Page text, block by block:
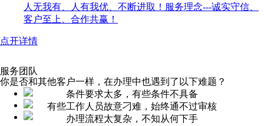
人无我有、人有我优、不断进取！服务理念---诚实守信、
客户至上、合作共赢！
点开详情
服务团队
你是否和其他客户一样，在办理中也遇到了以下难题？
条件要求太多，有些条件不具备
有些工作人员故意刁难，始终通不过审核
办理流程太复杂，不知从何下手